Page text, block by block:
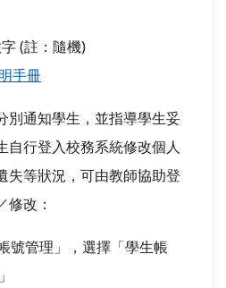
(註：隨機)
手冊
別通知學生，並指導學生妥
自行登入校務系統修改個人
失等狀況，可由教師協助登
修改：
號管理」，選擇「學生帳